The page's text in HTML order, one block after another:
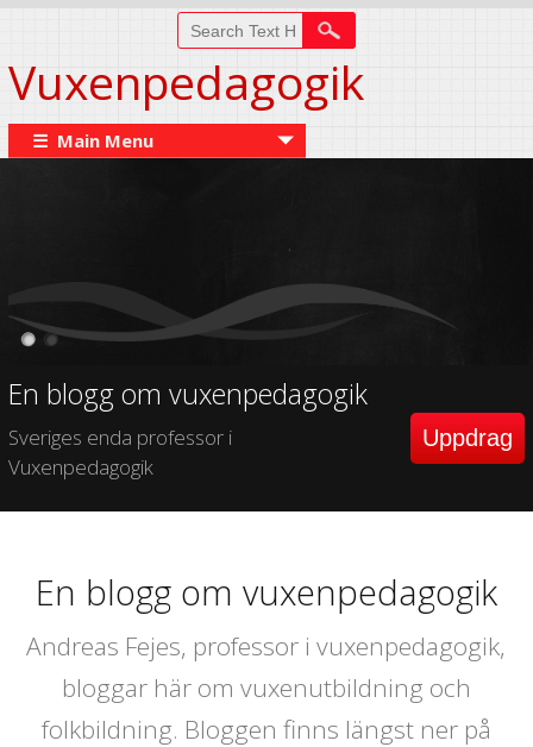
Vuxenpedagogik
☰ Main Menu
En blogg om vuxenpedagogik
Sveriges enda professor i
Vuxenpedagogik
Uppdrag
En blogg om vuxenpedagogik
Andreas Fejes, professor i vuxenpedagogik,
bloggar här om vuxenutbildning och
folkbildning. Bloggen finns längst ner på